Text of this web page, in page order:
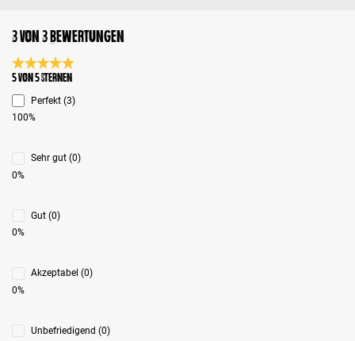
3 von 3 Bewertungen
Durchschnittliche Bewertung 5 von 5 Sternen
5 von 5 Sternen
Perfekt (3)
100%
Sehr gut (0)
0%
Gut (0)
0%
Akzeptabel (0)
0%
Unbefriedigend (0)